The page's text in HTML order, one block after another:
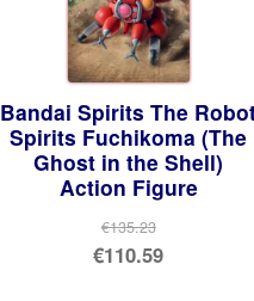
Bandai Spirits The
Spirits Fuchikoma (The
Ghost in the Shell)
Action Figure
€135.23
El
€110.59